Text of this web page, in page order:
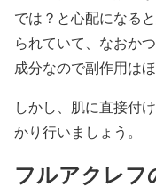
では？と心配になる
られていて、なおか
成分なので副作用は
しかし、肌に直接付
かり行いましょう。
フルアクレフ